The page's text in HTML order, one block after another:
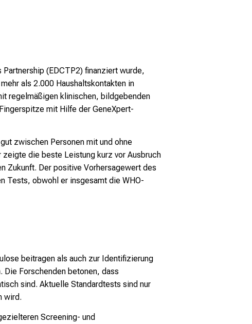
(EDCTP2) finanziert wurde,
als 2.000 Haushaltskontakten in
regelmäßigen klinischen, bildgebenden
mit Hilfe der GeneXpert-
zwischen Personen mit und ohne
zeigte die beste Leistung kurz vor Ausbruch
Zukunft. Der positive Vorhersagewert des
Tests, obwohl er insgesamt die WHO-
beitragen als auch zur Identifizierung
Die Forschenden betonen, dass
sind. Aktuelle Standardtests sind nur
wird.
Screening- und